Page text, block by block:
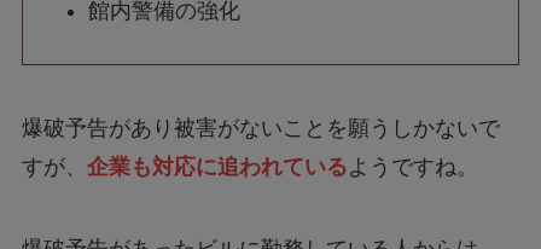
すが、 企業も対応に追われている ようですね。